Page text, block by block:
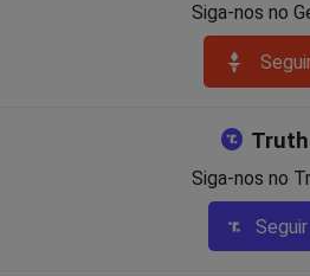
Siga-nos no
Truth
Siga-nos no
Seguir